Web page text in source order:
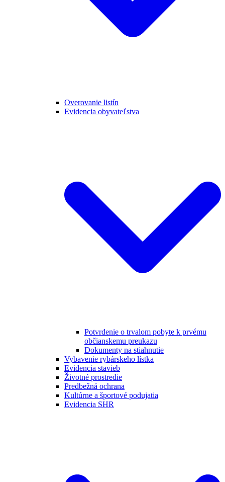
Overovanie listín
Evidencia obyvateľstva
Potvrdenie o trvalom pobyte k prvému
občianskemu preukazu
Dokumenty na stiahnutie
Vybavenie rybárskeho lístka
Evidencia stavieb
Životné prostredie
Predbežná ochrana
Kultúrne a športové podujatia
Evidencia SHR